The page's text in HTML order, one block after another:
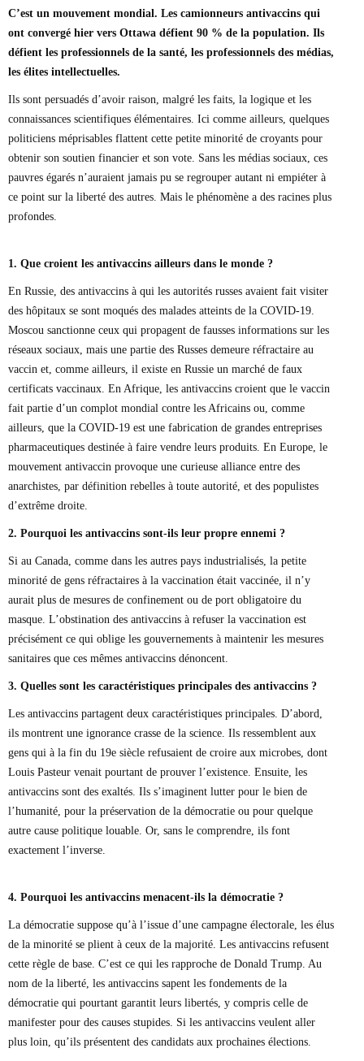
Marie-Eve Doyon
Mathieu Bock Côté
Normand Lester
Philippe Léger
Remi Nadeau
Richard Béliveau
Richard Martineau
Réjean Parent
Steve E. Fortin
Thomas Mulcair
C’est un mouvement mondial. Les camionneurs antivaccins qui
ont convergé hier vers Ottawa défient 90 % de la population. Ils
défient les professionnels de la santé, les professionnels des médias,
les élites intellectuelles.
Ils sont persuadés d’avoir raison, malgré les faits, la logique et les
connaissances scientifiques élémentaires. Ici comme ailleurs, quelques
politiciens méprisables flattent cette petite minorité de croyants pour
obtenir son soutien financier et son vote. Sans les médias sociaux, ces
pauvres égarés n’auraient jamais pu se regrouper autant ni empiéter à
ce point sur la liberté des autres. Mais le phénomène a des racines plus
profondes.
1. Que croient les antivaccins ailleurs dans le monde ?
En Russie, des antivaccins à qui les autorités russes avaient fait visiter
des hôpitaux se sont moqués des malades atteints de la COVID-19.
Moscou sanctionne ceux qui propagent de fausses informations sur les
réseaux sociaux, mais une partie des Russes demeure réfractaire au
vaccin et, comme ailleurs, il existe en Russie un marché de faux
certificats vaccinaux. En Afrique, les antivaccins croient que le vaccin
fait partie d’un complot mondial contre les Africains ou, comme
ailleurs, que la COVID-19 est une fabrication de grandes entreprises
pharmaceutiques destinée à faire vendre leurs produits. En Europe, le
mouvement antivaccin provoque une curieuse alliance entre des
anarchistes, par définition rebelles à toute autorité, et des populistes
d’extrême droite.
2. Pourquoi les antivaccins sont-ils leur propre ennemi ?
Si au Canada, comme dans les autres pays industrialisés, la petite
minorité de gens réfractaires à la vaccination était vaccinée, il n’y
aurait plus de mesures de confinement ou de port obligatoire du
masque. L’obstination des antivaccins à refuser la vaccination est
précisément ce qui oblige les gouvernements à maintenir les mesures
sanitaires que ces mêmes antivaccins dénoncent.
3. Quelles sont les caractéristiques principales des antivaccins ?
Les antivaccins partagent deux caractéristiques principales. D’abord,
ils montrent une ignorance crasse de la science. Ils ressemblent aux
gens qui à la fin du 19e siècle refusaient de croire aux microbes, dont
Louis Pasteur venait pourtant de prouver l’existence. Ensuite, les
antivaccins sont des exaltés. Ils s’imaginent lutter pour le bien de
l’humanité, pour la préservation de la démocratie ou pour quelque
autre cause politique louable. Or, sans le comprendre, ils font
exactement l’inverse.
4. Pourquoi les antivaccins menacent-ils la démocratie ?
La démocratie suppose qu’à l’issue d’une campagne électorale, les élus
de la minorité se plient à ceux de la majorité. Les antivaccins refusent
cette règle de base. C’est ce qui les rapproche de Donald Trump. Au
nom de la liberté, les antivaccins sapent les fondements de la
démocratie qui pourtant garantit leurs libertés, y compris celle de
manifester pour des causes stupides. Si les antivaccins veulent aller
plus loin, qu’ils présentent des candidats aux prochaines élections.